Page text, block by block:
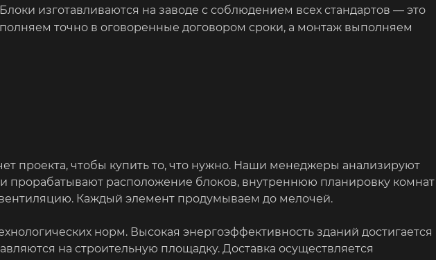
изготавливаются на заводе с соблюдением всех стандартов — это
точно в оговоренные договором сроки, а монтаж выполняем
проекта, чтобы купить то, что нужно. Наши менеджеры анализируют
расположение блоков, внутреннюю планировку комнат
Каждый элемент продумываем до мелочей.
норм. Высокая энергоэффективность зданий достигается
на строительную площадку. Доставка осуществляется